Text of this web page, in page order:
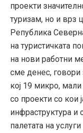
проекти
туризам, но и врз
Република
на туристичката
на нови работни
сме денес, говори
кој 19 микро,
со проекти со кои
инфраструктура и
палетата на